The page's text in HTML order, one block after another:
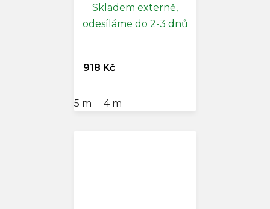
Skladem externě,
odesíláme do 2-3 dnů
918 Kč
5 m 4 m